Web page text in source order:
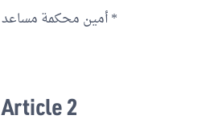
* أمين محكمة مساعد
Article 2